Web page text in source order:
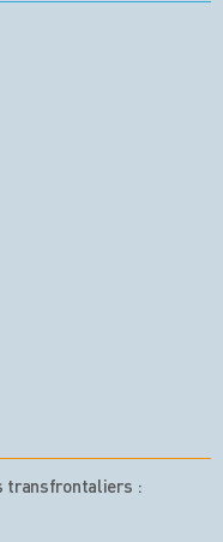
transfrontaliers :